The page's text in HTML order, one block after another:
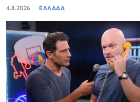
4.8.2026 ΕΛΛΑΔΑ